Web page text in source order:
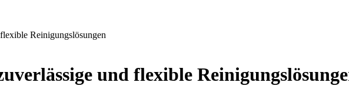
Reinigungslösungen
und flexible